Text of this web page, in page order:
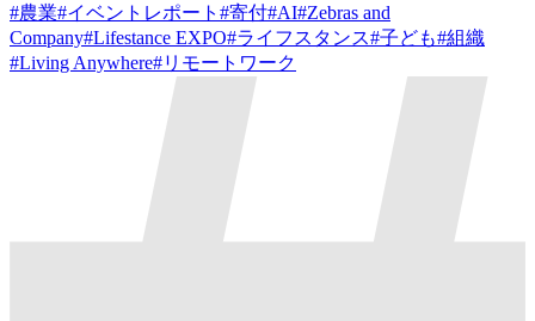
#農業#イベントレポート #寄付#AI#Zebras and
Company#Lifestance EXPO#ライフスタンス#子ども#組織
#Living Anywhere#リモートワーク